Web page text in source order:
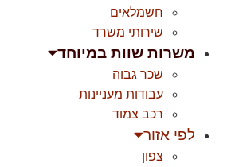
חשמלאים
שירותי משרד
משרות שוות במיוחד
שכר גבוה
עבודות מעניינות
רכב צמוד
לפי אזור
צפון